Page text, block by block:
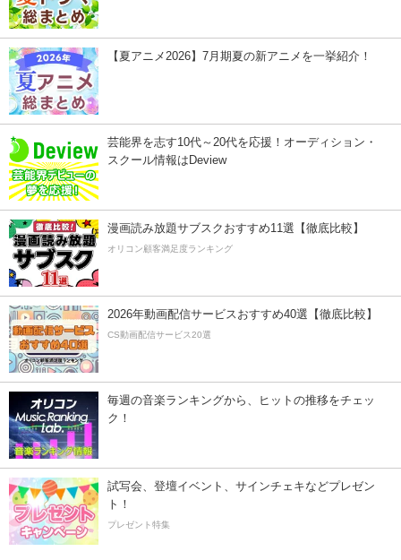
【夏アニメ2026】7月期夏の新アニメを一挙紹介！
芸能界を志す10代～20代を応援！オーディション・
スクール情報はDeview
漫画読み放題サブスクおすすめ11選【徹底比較】
オリコン顧客満足度ランキング
2026年動画配信サービスおすすめ40選【徹底比較】
CS動画配信サービス20選
毎週の音楽ランキングから、ヒットの推移をチェッ
ク！
試写会、登壇イベント、サインチェキなどプレゼン
ト！
プレゼント特集